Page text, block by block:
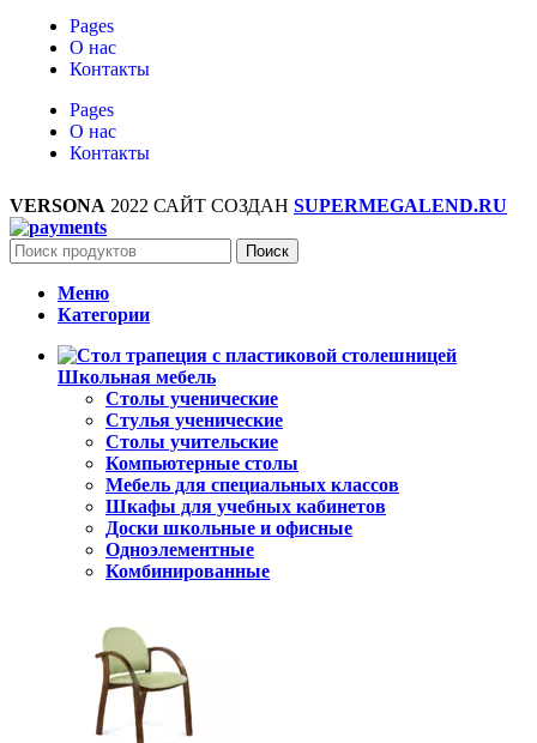
Pages
О нас
Контакты
Pages
О нас
Контакты
VERSONA 2022 САЙТ СОЗДАН SUPERMEGALEND.RU
Поиск
Меню
Категории
Школьная мебель
Столы ученические
Стулья ученические
Столы учительские
Компьютерные столы
Мебель для специальных классов
Шкафы для учебных кабинетов
Доски школьные и офисные
Одноэлементные
Комбинированные